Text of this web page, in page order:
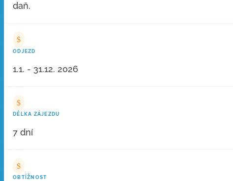
daň.
$
ODJEZD
1.1. - 31.12. 2026
$
DÉLKA ZÁJEZDU
7 dní
$
OBTÍŽNOST